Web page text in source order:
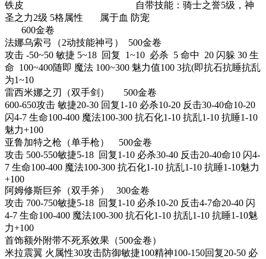
铁皮 自带技能：骑士之誉5级，神
圣之力2级 5格属性 属于血 防宠
600金卷
法娜乌索弓（2动技能神弓） 500金卷
攻击 -50~50 敏捷 5~18 回复 1~10 必杀 5 命中 20 闪躲 30 生
命 100~400随即 魔法 100~300 魅力值100 3抗(即抗石抗睡抗乱
为1~10
雷西米娜之刃（双手剑） 500金卷
600-650攻击 敏捷20-30 回复1-10 必杀10-20 反击30-40命10-20
闪4-7 生命100-400 魔法100-300 抗石化1-10 抗乱1-10 抗睡1-10
魅力+100
亚鲁加特之枪（单手枪） 500金卷
攻击 500-550敏捷5-18 回复1-10 必杀30-40 反击20-40命10 闪4-
7 生命100-400 魔法100-300 抗石化1-10 抗乱1-10 抗睡1-10魅力
+100
阿姆修斯巨斧（双手斧） 300金卷
攻击 700-750敏捷5-18 回复1-10 必杀10-20 反击4-7命20-40 闪
4-7 生命100-400 魔法100-300 抗石化1-10 抗乱1-10 抗睡1-10魅
力+100
首饰额外附带不死系效果（500金卷）
米拉震翼 火属性30攻击防御敏捷100精神100-150回复20-50 必